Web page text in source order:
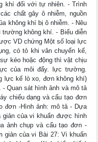
khí đối với tự nhiên. - Trình
chất gây ô nhiễm, nguồn
không khí bị ô nhiễm. - Nêu
không khí. - Biểu diễn
VD chứng Một số loại lực
có tỏ khi vân chuyển kế,
kéo hoặc động thì vật chịu
của môi đẩy. lực trường.
lực kế lò xo, đơn không khí)
Quan sát hình ảnh và mô tả
chiếu dạng và cấu tạo đơn
đơn -Hình ảnh: mô tả - Dựa
của vi khuẩn được hình
ảnh chụp và cấu tạo đơn -
giản của vi Bài 27: Vi khuẩn